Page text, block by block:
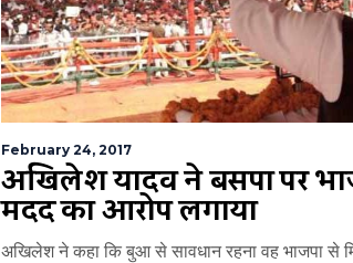
February 24, 2017
अखिलेश यादव ने बसपा पर
मदद का आरोप लगाया
अखिलेश ने कहा कि बुआ से सावधान रहना वह भाजपा से